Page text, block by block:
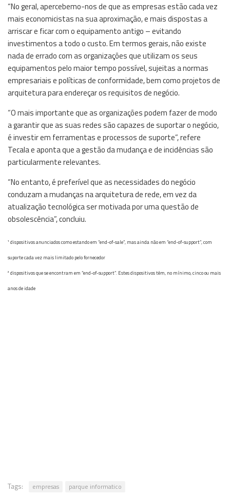
“No geral, apercebemo-nos de que as empresas estão cada vez
mais economicistas na sua aproximação, e mais dispostas a
arriscar e ficar com o equipamento antigo – evitando
investimentos a todo o custo. Em termos gerais, não existe
nada de errado com as organizações que utilizam os seus
equipamentos pelo maior tempo possível, sujeitas a normas
empresariais e políticas de conformidade, bem como projetos de
arquitetura para endereçar os requisitos de negócio.
“O mais importante que as organizações podem fazer de modo
a garantir que as suas redes são capazes de suportar o negócio,
é investir em ferramentas e processos de suporte”, refere
Tecala e aponta que a gestão da mudança e de incidências são
particularmente relevantes.
“No entanto, é preferível que as necessidades do negócio
conduzam a mudanças na arquitetura de rede, em vez da
atualização tecnológica ser motivada por uma questão de
obsolescência”, concluiu.
¹ dispositivosanunciados como estando em “end-of-sale”, mas ainda nãoem “end-of-support”, com
suporte cada vez mais limitado pelo fornecedor
² dispositivosque se encontram em “end-of-support”. Estesdispositivostêm, no mínimo, cinco ou mais
anosde idade
Tags: empresas parque informatico